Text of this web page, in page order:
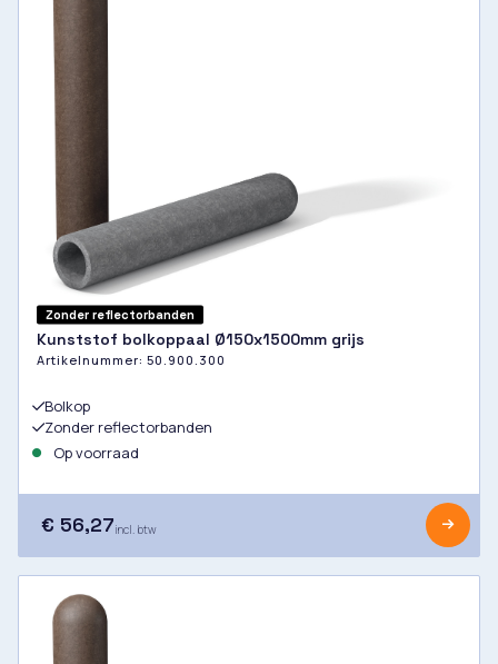
Zonder reflectorbanden
Kunststof bolkoppaal Ø150x1500mm grijs
Artikelnummer: 50.900.300
Bolkop
Zonder reflectorbanden
Op voorraad
€ 56,27incl. btw